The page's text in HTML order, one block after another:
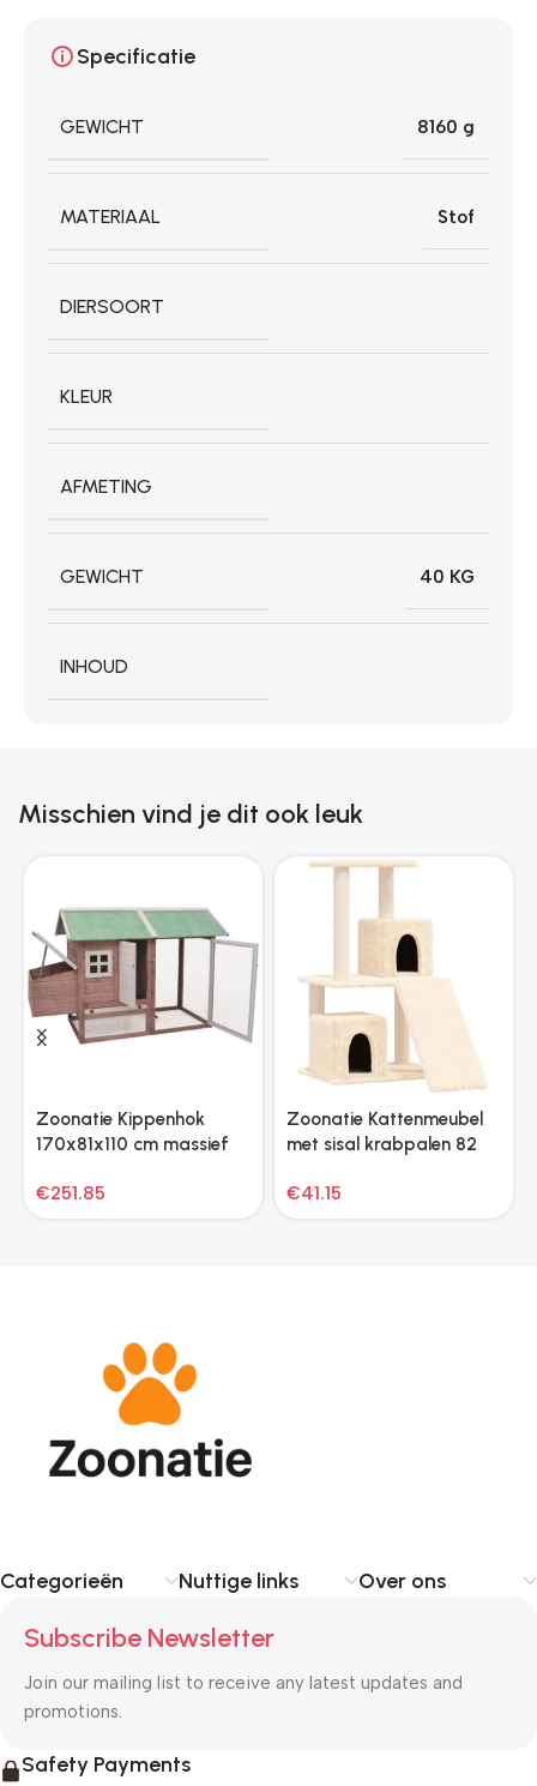
Specificatie
GEWICHT 8160 g
MATERIAAL Stof
DIERSOORT
KLEUR
AFMETING
GEWICHT 40 KG
INHOUD
Misschien vind je dit ook leuk
Zoonatie Kippenhok
170x81x110 cm massief
mokka
€251.85
Zoonatie Kattenmeubel
met sisal krabpalen 82
€41.15
Categorieën Nuttige links Over ons
Subscribe Newsletter
Join our mailing list to receive any latest updates and
promotions.
Safety Payments